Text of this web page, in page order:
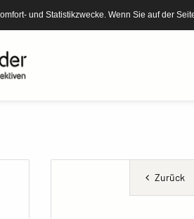
und Statistikzwecke. Wenn Sie auf der
Zurück